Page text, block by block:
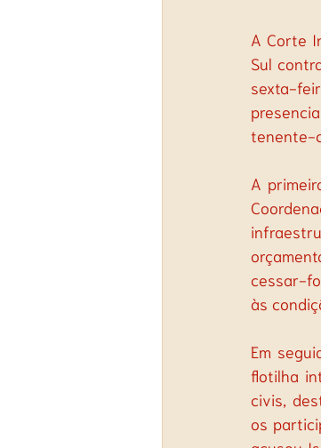
A Corte
Sul
sexta-
tenente-
A
cessar-
às
Em
flotilha
civis,
os